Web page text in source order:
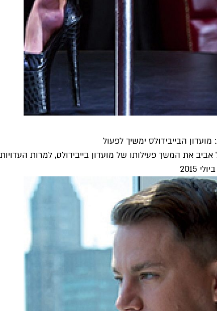
הבייבידולס ימשיך לפעול
את המשך פעילותו של מועדון בייבידולס, למרות